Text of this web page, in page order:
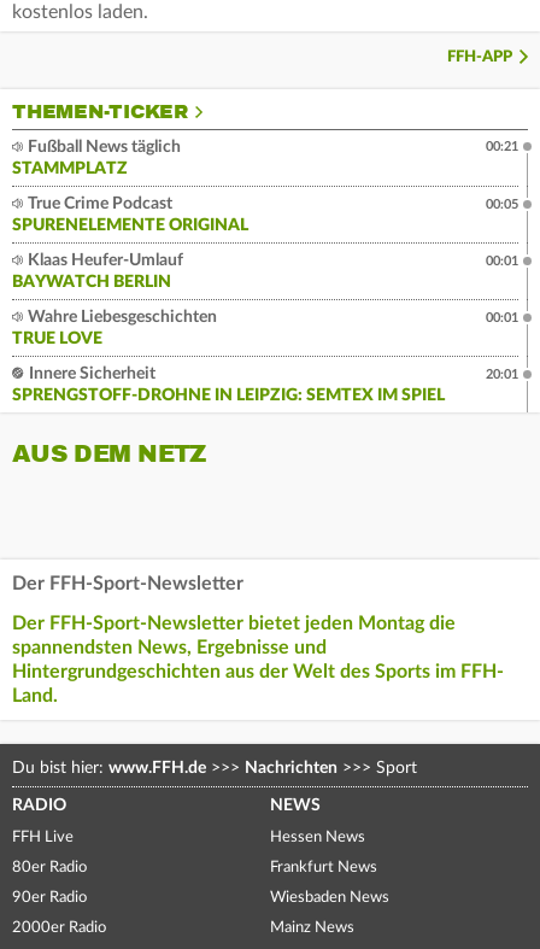
kostenlos laden.
FFH-APP
THEMEN-TICKER
Fußball News täglich
STAMMPLATZ
00:21
True Crime Podcast
SPURENELEMENTE ORIGINAL
00:05
Klaas Heufer-Umlauf
BAYWATCH BERLIN
00:01
Wahre Liebesgeschichten
TRUE LOVE
00:01
Innere Sicherheit
SPRENGSTOFF-DROHNE IN LEIPZIG: SEMTEX IM SPIEL
20:01
AUS DEM NETZ
Der FFH-Sport-Newsletter
Der FFH-Sport-Newsletter bietet jeden Montag die
spannendsten News, Ergebnisse und
Hintergrundgeschichten aus der Welt des Sports im FFH-
Land.
Du bist hier: www.FFH.de >>> Nachrichten >>> Sport
RADIO
FFH Live
80er Radio
90er Radio
2000er Radio
NEWS
Hessen News
Frankfurt News
Wiesbaden News
Mainz News